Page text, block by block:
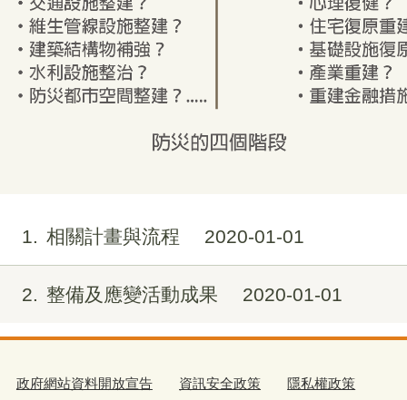
1 相關計畫與流程 2020-01-01
2 整備及應變活動成果 2020-01-01
政府網站資料開放宣告 資訊安全政策 隱私權政策